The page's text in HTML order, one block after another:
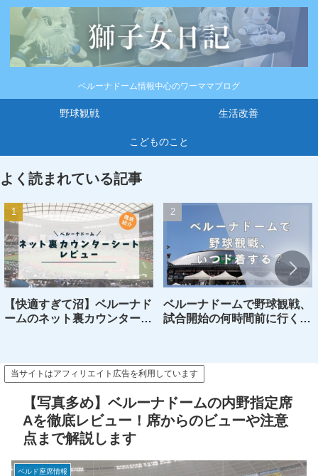
ベルーナドーム情報中心のワーママブログ
野球観戦 生活改善
こどものこと
よく読まれている記事
【快適すぎて沼】ベルーナド
ームのネット裏カウンターシ
ベルーナドームで野球観戦、
試合開始の何時間前に行くの
当サイトはアフィリエイト広告を利用しています
【写真多め】ベルーナドームの内野指定席
Aを徹底レビュー！席からのビューや注意
点まで解説します
ベルド座席情報